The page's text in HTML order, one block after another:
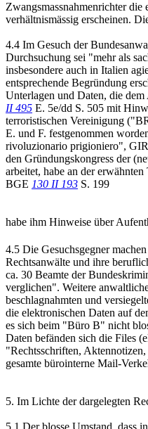
Zwangsmassnahmenrichter
verhältnismässig erscheinen.
4.4 Im Gesuch der
Durchsuchung sei "mehr als
insbesondere auch in Italien
entsprechende Begründung
Unterlagen und Daten, die
II 495 E. 5e/dd S. 505 mit
terroristischen Vereinigung
E. und F. festgenommen
rivoluzionario prigioniero",
den Gründungskongress der
arbeitet, habe an der
BGE 130 II 193 S. 199
habe ihm Hinweise über
4.5 Die Gesuchsgegner
Rechtsanwälte und ihre
ca. 30 Beamte der
verglichen". Weitere
beschlagnahmten und
die elektronischen Daten auf
es sich beim "Büro B" nicht
Daten befänden sich die Files
"Rechtsschriften,
gesamte bürointerne Mail-
5. Im Lichte der dargelegten